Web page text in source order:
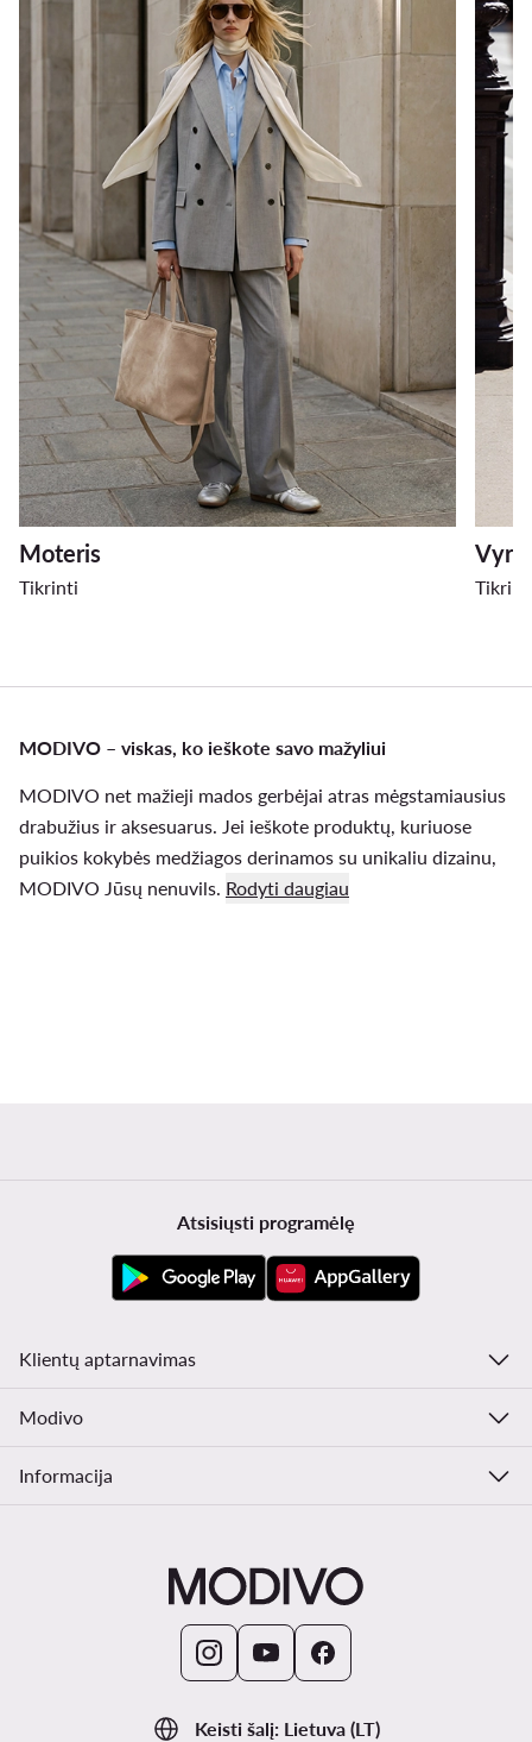
Moteris
Tikrinti
MODIVO – viskas, ko ieškote savo mažyliui
MODIVO net mažieji mados gerbėjai atras mėgstamiausius
drabužius ir aksesuarus. Jei ieškote produktų, kuriuose
puikios kokybės medžiagos derinamos su unikaliu dizainu,
MODIVO Jūsų nenuvils. Rodyti daugiau
Keisti šalį: Lietuva (LT)
Atsisiųsti programėlę
Klientų aptarnavimas
Modivo
Informacija